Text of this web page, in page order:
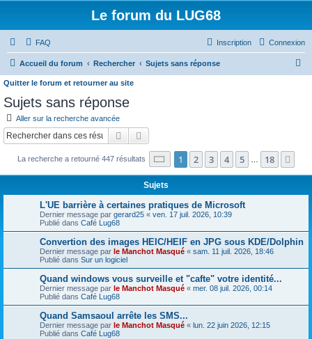
Le forum du LUG68
FAQ Connexion
Inscription
Accueil du forum Rechercher Sujets sans réponse
e
Quitter le forum et retourner au site
Sujets sans réponse
Aller sur la recherche avancée
Rechercher
La recherche a retourné 447 résultats Page 1sur18
1 2 3 4 5 18
Sujets
L'UE barrière à certaines pratiques de Microsoft
Dernier message par gerard25 « ven. 17 juil. 2026, 10:39
Publié dans Café Lug68
Convertion des images HEIC/HEIF en JPG sous KDE/Dolphin
Dernier message par le Manchot Masqué « sam. 11 juil. 2026, 18:46
Publié dans Sur un logiciel
Quand windows vous surveille et "cafte" votre identité...
Dernier message par le Manchot Masqué « mer. 08 juil. 2026, 00:14
Publié dans Café Lug68
Quand Samsaoul arrête les SMS...
Dernier message par le Manchot Masqué « lun. 22 juin 2026, 12:15
Publié dans Café Lug68